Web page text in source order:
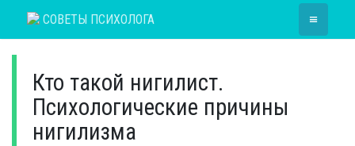
СОВЕТЫ ПСИХОЛОГА ≡
Кто такой нигилист.
Психологические причины
нигилизма